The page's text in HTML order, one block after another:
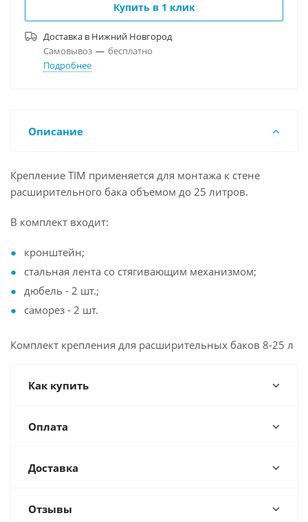
Купить в 1 клик
Доставка в Нижний Новгород
Самовывоз — бесплатно
Подробнее
Описание
Крепление TIM применяется для монтажа к стене
расширительного бака объемом до 25 литров.
В комплект входит:
кронштейн;
стальная лента со стягивающим механизмом;
дюбель - 2 шт.;
саморез - 2 шт.
Комплект крепления для расширительных баков 8-25 л
Как купить
Оплата
Доставка
Отзывы